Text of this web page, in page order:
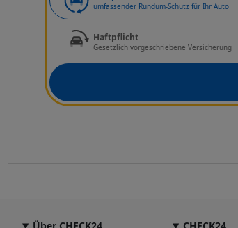
umfassender Rundum-Schutz für Ihr Auto
Haftpflicht
Gesetzlich vorgeschriebene Versicherung